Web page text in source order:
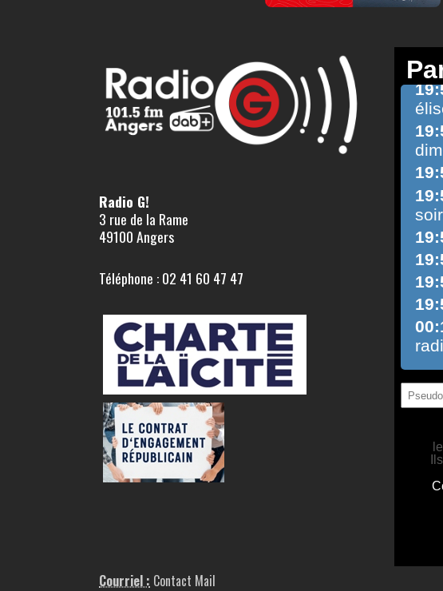
Radio G!
3 rue de la Rame
49100 Angers
Téléphone : 02 41 60 47 47
Courriel : Contact Mail